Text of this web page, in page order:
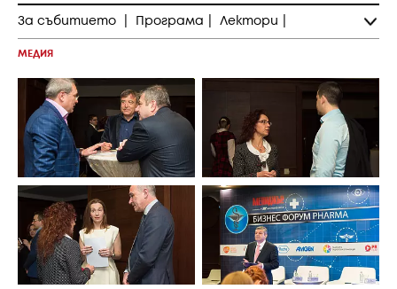
За събитието Програма Лектори
МЕДИЯ